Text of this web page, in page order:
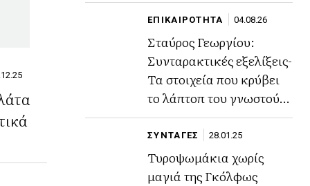
ΕΠΙΚΑΙΡΟΤΗΤΑ 04.08.26
Σταύρος Γεωργίου:
Συνταρακτικές εξελίξεις-
Τα στοιχεία που κρύβει
το λάπτοπ του γνωστού
ποινικολόγου
ΣΥΝΤΑΓΕΣ 28.01.25
Τυροψωμάκια χωρίς
μαγιά της Γκόλφως